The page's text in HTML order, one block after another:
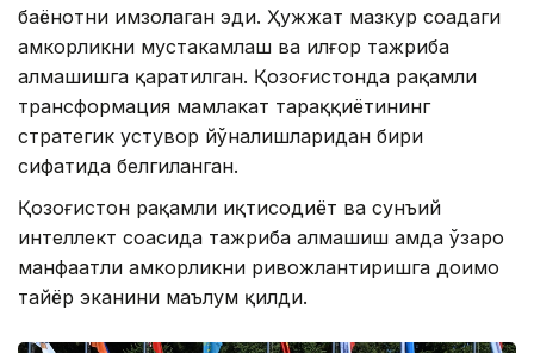
баёнотни имзолаган эди. Ҳужжат мазкур соҳадаги
ҳамкорликни мустаҳкамлаш ва илғор тажриба
алмашишга қаратилган. Қозоғистонда рақамли
трансформация мамлакат тараққиётининг
стратегик устувор йўналишларидан бири
сифатида белгиланган.
Қозоғистон рақамли иқтисодиёт ва сунъий
интеллект соҳасида тажриба алмашиш ҳамда ўзаро
манфаатли ҳамкорликни ривожлантиришга доимо
тайёр эканини маълум қилди.